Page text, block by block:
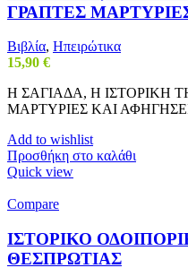
ΓΡΑΠΤΕΣ
Βιβλία, Ηπειρώτικα
15,90 €
Η ΣΑΓΙΑΔΑ, Η ΙΣΤΟΡΙΚΗ
ΜΑΡΤΥΡΙΕΣ ΚΑΙ
Add to wishlist
Προσθήκη στο καλάθι
Quick view
Compare
ΙΣΤΟΡΙΚΟ
ΘΕΣΠΡΩΤΙΑΣ